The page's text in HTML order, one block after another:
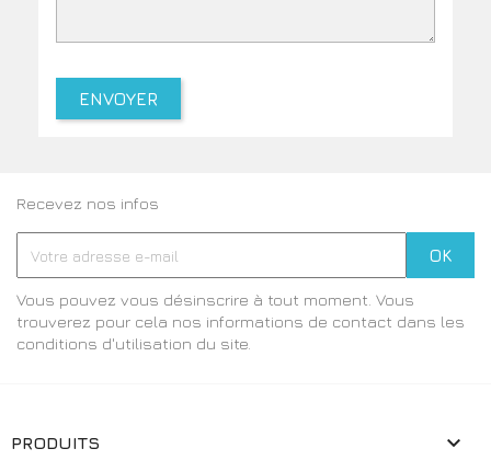
Recevez nos infos
Vous pouvez vous désinscrire à tout moment. Vous
trouverez pour cela nos informations de contact dans les
conditions d'utilisation du site.
PRODUITS 